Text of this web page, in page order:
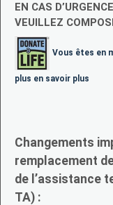
EN CAS
VEUILLEZ
Vous êtes en
plus en savoir plus
Changements
remplacement
de l’assistance
TA) :